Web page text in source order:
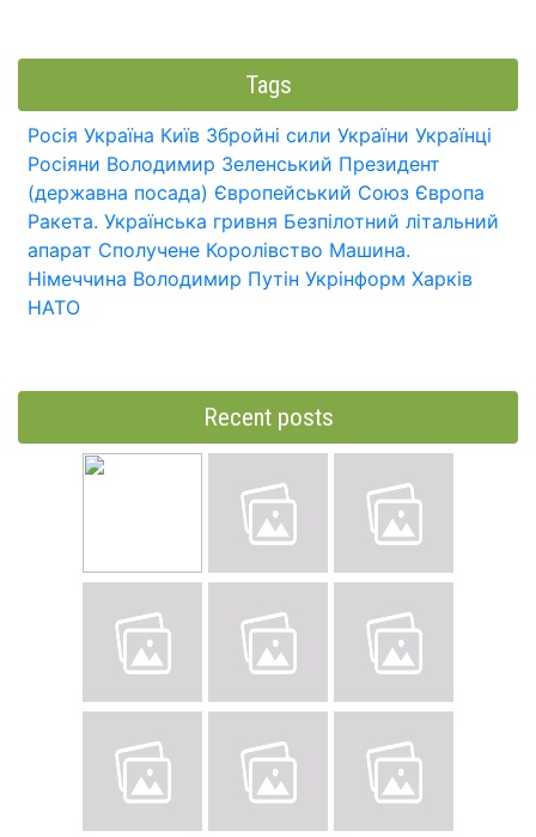
Tags
Росія Україна Київ Збройні сили України Українці
Росіяни Володимир Зеленський Президент
(державна посада) Європейський Союз Європа
Ракета. Українська гривня Безпілотний літальний
апарат Сполучене Королівство Машина.
Німеччина Володимир Путін Укрінформ Харків
НАТО
Recent posts